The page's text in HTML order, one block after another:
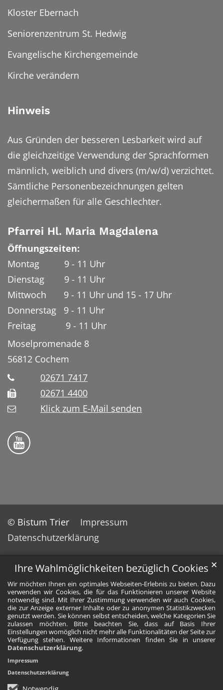
Ihre Wahlmöglichkeiten bezüglich Cookies
Wir möchten Ihnen ein optimales Webseiten-Erlebnis zu bieten. Dazu
verwenden wir Cookies, die für das Funktionieren unserer Website
notwendig sind. Mit Ihrer Zustimmung verwenden wir auch Cookies,
die zur Anzeige externer Inhalte oder zu anonymen Statistikzwecken
genutzt werden. Sie können selbst entscheiden, welche Kategorien Sie
zulassen möchten. Bitte beachten Sie, dass auf Basis Ihrer
Einstellungen womöglich nicht mehr alle Funktionalitäten der Seite zur
Verfügung stehen. Weitere Informationen finden Sie in unserer
Datenschutzerklärung.
✕
Impressum
Datenschutzerklärung
Kloster Ebernach
Seniorenzentrum St. Hedwig
Evangelische Kirchengemeinde
Kirche verändern
Hinweis
Aus Gründen der besseren Lesbarkeit wird auf
die gleichzeitige Verwendung der Sprachformen
männlich, weiblich und divers (m/w/d) verzichtet.
Sämtliche Personenbezeichnungen gelten
gleichermaßen für alle Geschlechter.
Pfarrei Hl. Maria Magdalena
Öffnungszeiten:
Montag 9 - 11 Uhr
Dienstag 9 - 11 Uhr
Mittwoch 9 - 11 Uhr und 15 - 17 Uhr
Donnerstag 9 - 11 Uhr
Freitag 9 - 11 Uhr
Moselpromenade 8
56812 Cochem
02671 7417
02671 4400
Klick zum E-Mail senden
Bistum Trier auf YouTube
© Bistum Trier
Impressum
Datenschutzerklärung